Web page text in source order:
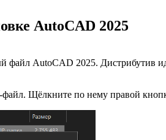
AutoCAD 2025
файл AutoCAD 2025. Дистрибутив
Щёлкните по нему правой